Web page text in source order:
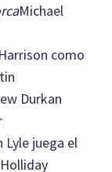
Michael
como
Durkan
Lyle juega el